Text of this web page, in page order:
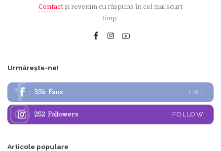
Contactși revenim cu răspuns în cel mai scurt
timp.
Urmărește-ne!
33k Fans LIKE
252 Followers FOLLOW
Articole populare